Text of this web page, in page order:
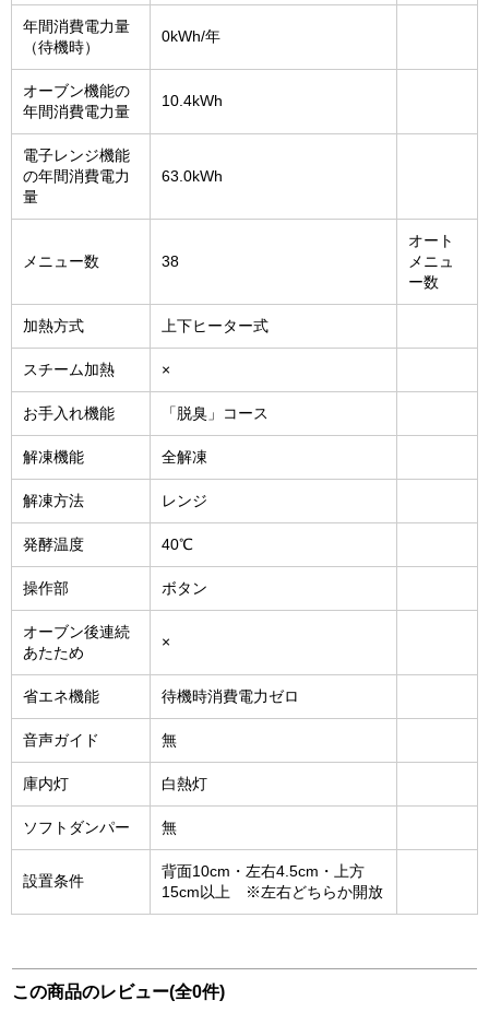
年間消費電力量
（待機時）
0kWh/年
オーブン機能の
年間消費電力量
10.4kWh
電子レンジ機能
の年間消費電力
量
63.0kWh
メニュー数 38
オート
メニュ
ー数
加熱方式 上下ヒーター式
スチーム加熱 ×
お手入れ機能 「脱臭」コース
解凍機能 全解凍
解凍方法 レンジ
発酵温度 40℃
操作部 ボタン
オーブン後連続
あたため
×
省エネ機能 待機時消費電力ゼロ
音声ガイド 無
庫内灯 白熱灯
ソフトダンパー 無
設置条件
背面10cm・左右4.5cm・上方
15cm以上 ※左右どちらか開放
この商品のレビュー(全0件)